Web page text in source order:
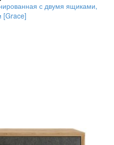
с двумя ящиками,
[Grace]